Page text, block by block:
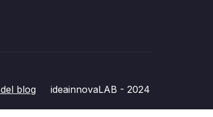
blog ideainnovaLAB - 2024